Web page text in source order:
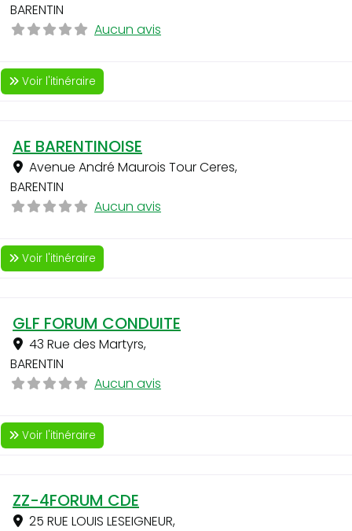
BARENTIN
Aucun avis
Voir l'itinéraire
AE BARENTINOISE
Avenue André Maurois Tour Ceres,
BARENTIN
Aucun avis
Voir l'itinéraire
GLF FORUM CONDUITE
43 Rue des Martyrs,
BARENTIN
Aucun avis
Voir l'itinéraire
ZZ-4FORUM CDE
25 RUE LOUIS LESEIGNEUR,